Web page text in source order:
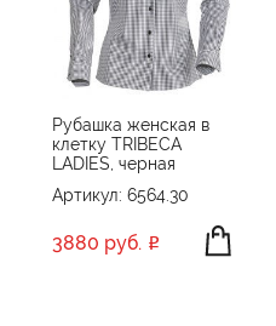
Рубашка женская в
клетку TRIBECA
LADIES, черная
Артикул: 6564.30
3880 руб.